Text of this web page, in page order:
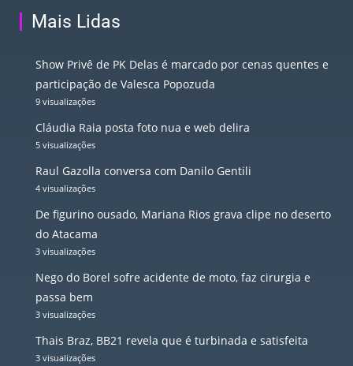
Mais Lidas
Show Privê de PK Delas é marcado por cenas quentes e
participação de Valesca Popozuda
9 visualizações
Cláudia Raia posta foto nua e web delira
5 visualizações
Raul Gazolla conversa com Danilo Gentili
4 visualizações
De figurino ousado, Mariana Rios grava clipe no deserto
do Atacama
3 visualizações
Nego do Borel sofre acidente de moto, faz cirurgia e
passa bem
3 visualizações
Thais Braz, BB21 revela que é turbinada e satisfeita
3 visualizações